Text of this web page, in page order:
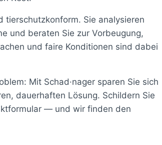
Sie analysieren
und beraten Sie zur Vorbeugung,
und faire Konditionen sind dabei
Mit Schad·nager sparen Sie sich
dauerhaften Lösung. Schildern Sie
— und wir finden den